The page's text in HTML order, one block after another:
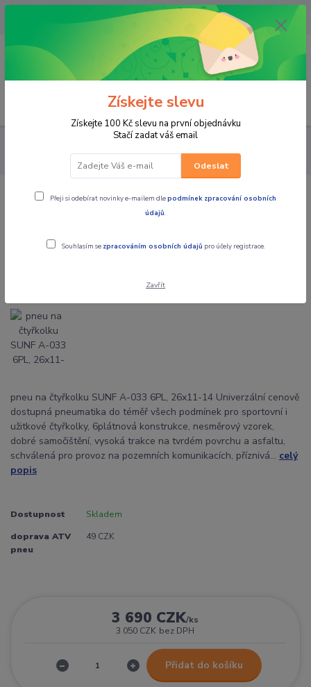
OPAVA 733537099/HLUČÍN
734541648/OLOMOUC 734593593
0,00 CZK
pneu na čtyřkolku SUNF A-033 6PL, 26x11-14
pneu na čtyřkolku SUNF A-033 6PL,
pneu na čtyřkolku SUNF A-033 6PL, 26x11-14 Univerzální cenově
dostupná pneumatika do téměř všech podmínek pro sportovní i
užitkové čtyřkolky, 6plátnová konstrukce, nesměrový vzorek,
dobré samočištění, vysoká trakce na tvrdém povrchu a asfaltu,
schválená pro provoz na pozemních komunikacích, příznivá... celý
popis
Dostupnost Skladem
doprava ATV
pneu
49 CZK
3 690 CZK/ks
3 050 CZK bez DPH
Přidat do košíku
Získejte slevu
Získejte 100 Kč slevu na první objednávku
Stačí zadat váš email
Odeslat
Přeji si odebírat novinky e-mailem dlepodmínek zpracování osobních
údajů.
Souhlasím se zpracováním osobních údajů pro účely registrace.
Zavřít